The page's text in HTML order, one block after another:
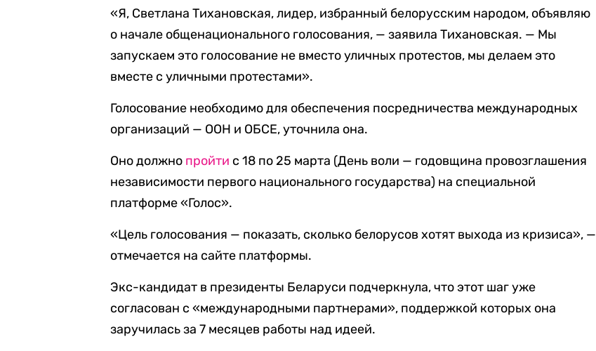
«Я, Светлана Тихановская, лидер, избранный белорусским народом, объявляю
о начале общенационального голосования, — заявила Тихановская. — Мы
запускаем это голосование не вместо уличных протестов, мы делаем это
вместе с уличными протестами».
Голосование необходимо для обеспечения посредничества международных
организаций — ООН и ОБСЕ, уточнила она.
Оно должно пройти с 18 по 25 марта (День воли — годовщина провозглашения
независимости первого национального государства) на специальной
платформе «Голос».
«Цель голосования — показать, сколько белорусов хотят выхода из кризиса», —
отмечается на сайте платформы.
Экс-кандидат в президенты Беларуси подчеркнула, что этот шаг уже
согласован с «международными партнерами», поддержкой которых она
заручилась за 7 месяцев работы над идеей.